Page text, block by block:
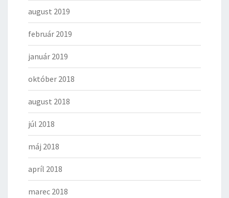
august 2019
február 2019
január 2019
október 2018
august 2018
júl 2018
máj 2018
apríl 2018
marec 2018